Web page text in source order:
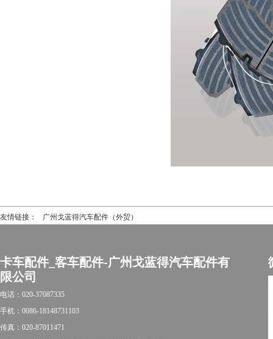
友情链接： 广州戈蓝得汽车配件（外贸）
卡车配件_客车配件-广州戈蓝得汽车配件有
限公司
电话：020-37087335
手机：0086-18148731103
传真：020-87011471